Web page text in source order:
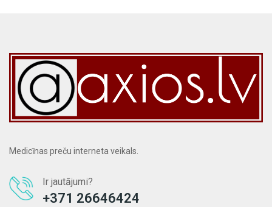
Medicīnas preču interneta veikals.
Ir jautājumi?
+371 26646424